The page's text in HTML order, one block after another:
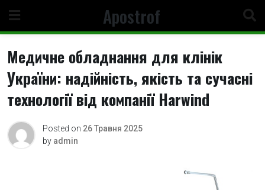
content
Apostrof
Медичне обладнання для клінік
України: надійність, якість та сучасні
технології від компанії Harwind
Posted on 26 Травня 2025
by admin